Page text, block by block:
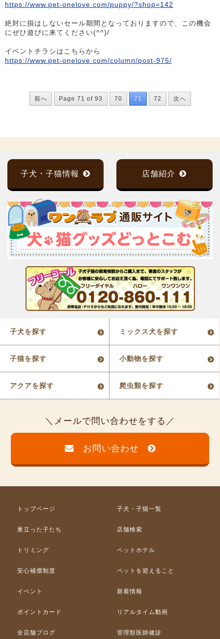
https://www.pet-onelove.com/puppy/?shop=142
絶対に損はしないセール期間となっておりますので、この機会
にぜひ遊びに来てください(^^)/
イベントチラシはこちらから
https://www.pet-onelove.com/column/post-975/
前へ Page 71 of 93 70 71 72 次へ
子犬・子猫情報 店舗紹介
子犬を探す ミックス犬を探す
子猫を探す 小動物を探す
アクアを探す 爬虫類を探す
メールで問い合わせをする
お問い合わせ
トップページ 子犬・子猫一覧
巣立った子たち 店舗検索
トリミング ペットホテル
安心補償制度 ペットを迎えること
イベント 新着情報
ポイントカード リアルタイム動画
全店舗ブログ 管理獣医師健診